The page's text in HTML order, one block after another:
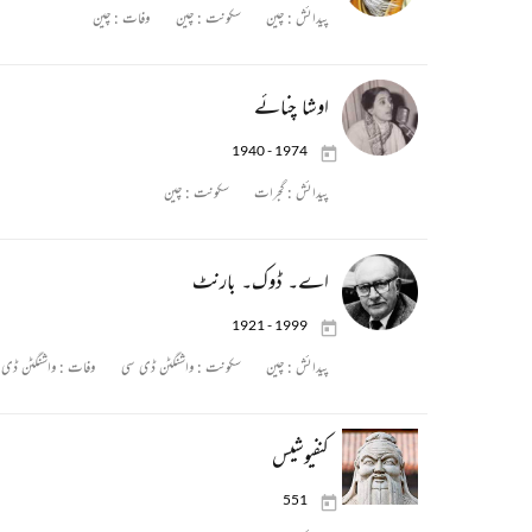
پیدائش : چین سکونت : چین وفات : چین
اوشا چنائے
1940 - 1974
پیدائش : گجرات سکونت : چین
اے۔ ڈوک۔ بارنٹ
1921 - 1999
پیدائش : چین سکونت : واشنگٹن ڈی سی وفات : واشنگٹن
کنفیوشیس
551